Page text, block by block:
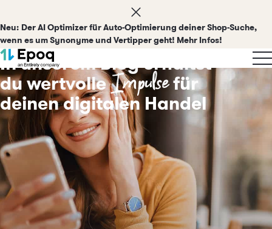
Neu: Der AI Optimizer für Auto-Optimierung deiner Shop-Suche,
wenn es um Synonyme und Vertipper geht! Mehr Infos!
In unserem Blog erhältst
du wertvolleImpulsefür
deinen digitalen Handel